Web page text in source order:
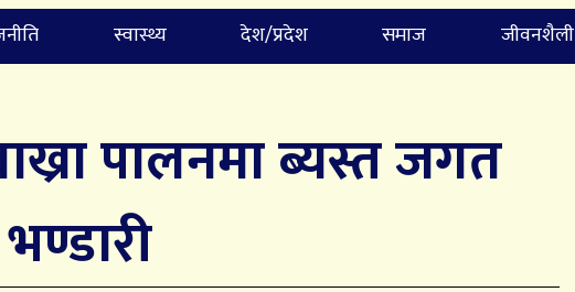
स्वास्थ्य देश/प्रदेश समाज जीवनशैली
पालनमा ब्यस्त जगत
भण्डारी